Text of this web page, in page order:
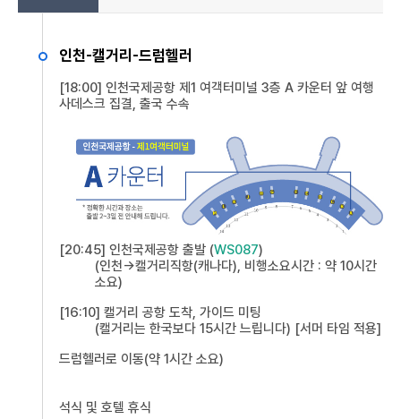
인천-캘거리-드럼헬러
[18:00] 인천국제공항 제1 여객터미널 3층 A 카운터 앞 여행
사데스크 집결, 출국 수속
[20:45] 인천국제공항 출발 (WS087)
(인천->캘거리직항(캐나다), 비행소요시간 : 약 10시간
소요)
[16:10] 캘거리 공항 도착, 가이드 미팅
(캘거리는 한국보다 15시간 느립니다) [서머 타임 적용]
드럼헬러로 이동(약 1시간 소요)
석식 및 호텔 휴식